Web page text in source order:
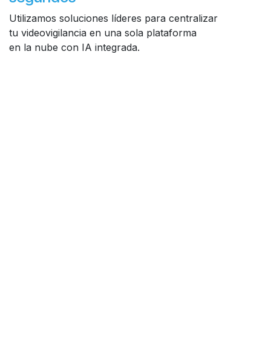
Utilizamos soluciones líderes para centralizar
tu videovigilancia en una sola plataforma
en la nube con IA integrada.